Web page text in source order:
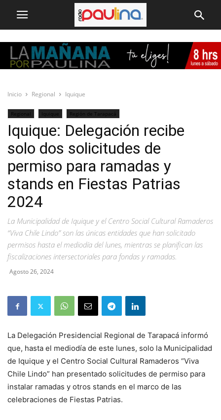
Inicio Regional Iquique
Regional Iquique Región de Tarapacá
Iquique: Delegación recibe
solo dos solicitudes de
permiso para ramadas y
stands en Fiestas Patrias
2024
La Municipalidad de Iquique y el Centro Social Cultural Ramaderos
“Viva Chile Lindo” son las únicas entidades que han solicitado
permisos hasta el mediodía del lunes, mientras se planifican las
fiscalizaciones intersectoriales para fondas y ramadas.
Agosto 26, 2024
La Delegación Presidencial Regional de Tarapacá informó
que, hasta el mediodía de este lunes, solo la Municipalidad
de Iquique y el Centro Social Cultural Ramaderos “Viva
Chile Lindo” han presentado solicitudes de permiso para
instalar ramadas y otros stands en el marco de las
celebraciones de Fiestas Patrias.